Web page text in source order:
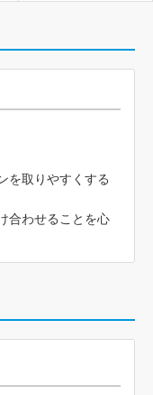
を取りやすくする
合わせることを心